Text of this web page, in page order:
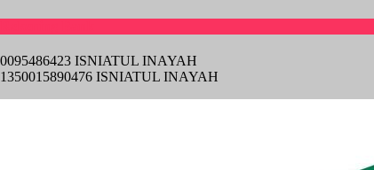
0095486423 ISNIATUL INAYAH
1350015890476 ISNIATUL INAYAH